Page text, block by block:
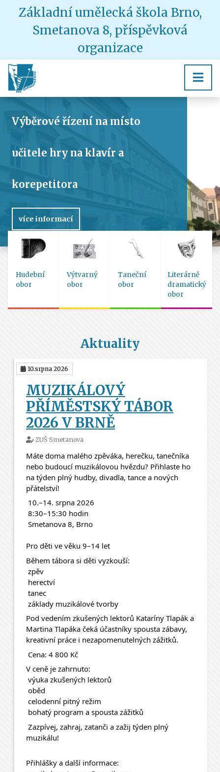
Základní umělecká škola Brno,
Smetanova 8, příspěvková
organizace
Výběrové řízení na místo
učitele hry na klavír a
korepetitora
více informací
Hudební
obor
Výtvarný
obor
Taneční
obor
Literárně
dramatický
obor
Aktuality
10.srpna 2026
MUZIKÁLOVÝ
PŘÍMĚSTSKÝ TÁBOR
2026 V BRNĚ
ZUŠ Smetanova
Máte doma malého zpěváka, herečku, tanečníka
nebo budoucí muzikálovou hvězdu? Přihlaste ho
na týden plný hudby, divadla, tance a nových
přátelství!
10.–14. srpna 2026
8:30–15:30 hodin
Smetanova 8, Brno
Pro děti ve věku 9–14 let
Během tábora si děti vyzkouší:
zpěv
herectví
tanec
základy muzikálové tvorby
Pod vedením zkušených lektorů Kataríny Tlapák a
Martina Tlapáka čeká účastníky spousta zábavy,
kreativní práce i nezapomenutelných zážitků.
Cena: 4 800 Kč
V ceně je zahrnuto:
výuka zkušených lektorů
oběd
celodenní pitný režim
bohatý program a spousta zážitků
muzikálu!
Přihlášky a další informace: